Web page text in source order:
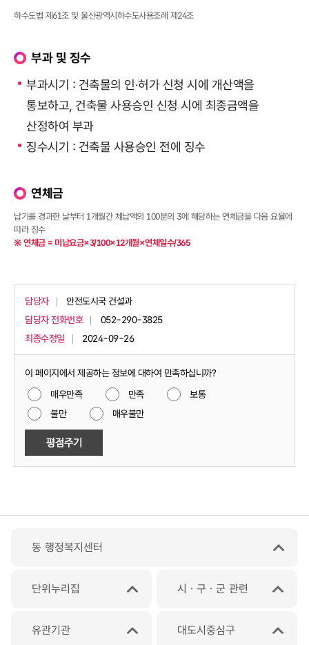
하수도법 제61조 및 울산광역시하수도사용조례 제24조
부과 및 징수
부과시기 : 건축물의 인·허가 신청 시에 개산액을
통보하고, 건축물 사용승인 신청 시에 최종금액을
산정하여 부과
징수시기 : 건축물 사용승인 전에 징수
연체금
납기를 경과한 날부터 1개월간 체납액의 100분의 3에 해당하는 연체금을 다음 요율에
따라 징수
※ 연체금 = 미납요금×3/100×12개월×연체일수/365
담당자
안전도시국 건설과
담당자 전화번호
052-290-3825
최종수정일
2024-09-26
이 페이지에서 제공하는 정보에 대하여 만족하십니까?
매우만족
만족
보통
불만
매우불만
동 행정복지센터
단위누리집 시ㆍ구ㆍ군 관련
유관기관 대도시중심구